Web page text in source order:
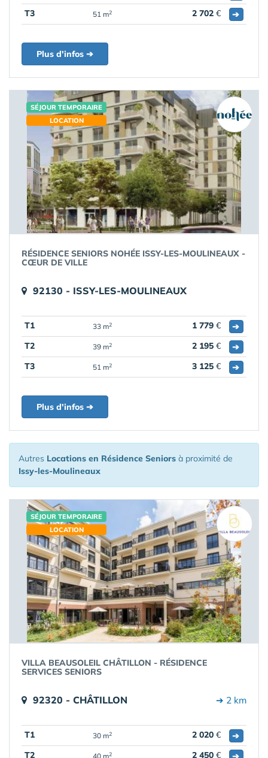
T3
51 m2 2 702 € ➔
Plus d'infos ➔
SÉJOUR TEMPORAIRE
LOCATION
RÉSIDENCE SENIORS NOHÉE ISSY-LES-MOULINEAUX -
CŒUR DE VILLE
92130 - ISSY-LES-MOULINEAUX
T1 33 m2 1 779 €
➔
T2
39 m2 2 195 €
➔
T3
51 m2 3 125 € ➔
Plus d'infos ➔
Autres Locations en Résidence Seniors à proximité de
Issy-les-Moulineaux
SÉJOUR TEMPORAIRE
LOCATION
VILLA BEAUSOLEIL CHÂTILLON - RÉSIDENCE
SERVICES SENIORS
92320 - CHÂTILLON ➔ 2 km
T1 30 m2 2 020 €
➔
T2
40 m2 2 450 €